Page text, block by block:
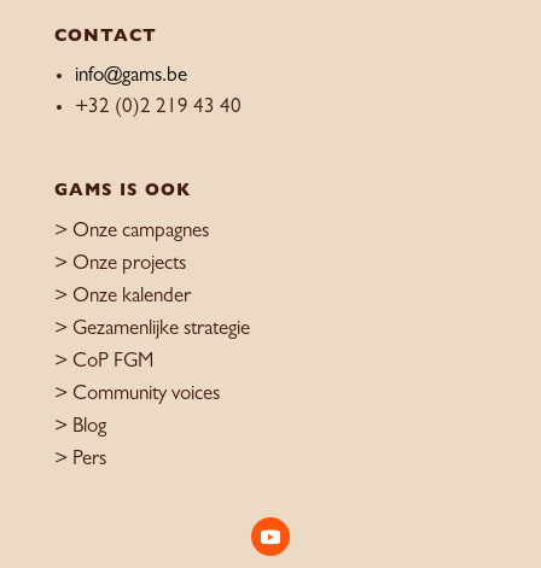
CONTACT
info@gams.be
+32 (0)2 219 43 40
GAMS IS OOK
> Onze campagnes
> Onze projects
> Onze kalender
> Gezamenlijke strategie
> CoP FGM
> Community voices
> Blog
> Pers